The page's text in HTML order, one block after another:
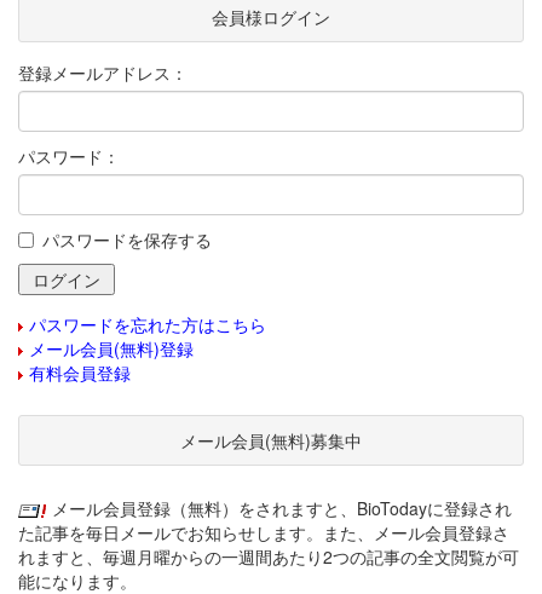
会員様ログイン
登録メールアドレス：
パスワード：
パスワードを保存する
パスワードを忘れた方はこちら
メール会員(無料)登録
有料会員登録
メール会員(無料)募集中
メール会員登録（無料）をされますと、BioTodayに登録され
た記事を毎日メールでお知らせします。また、メール会員登録さ
れますと、毎週月曜からの一週間あたり2つの記事の全文閲覧が可
能になります。